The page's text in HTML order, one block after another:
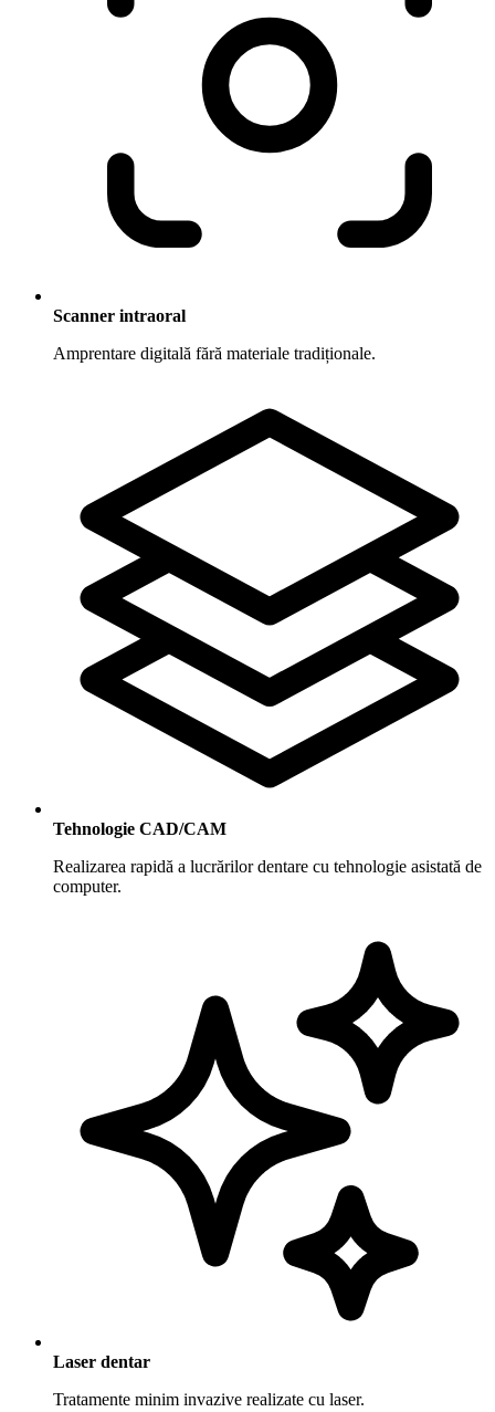
Scanner intraoral
Amprentare digitală fără materiale tradiționale.
Tehnologie CAD/CAM
Realizarea rapidă a lucrărilor dentare cu tehnologie asistată de
computer.
Laser dentar
Tratamente minim invazive realizate cu laser.